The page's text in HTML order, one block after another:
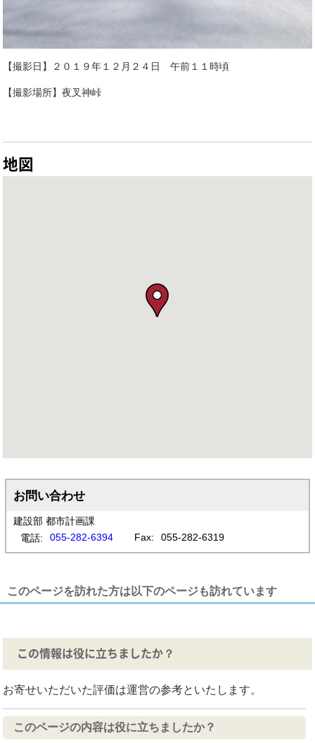
【撮影日】２０１９年１２月２４日 午前１１時頃
【撮影場所】夜叉神峠
地図
お問い合わせ
建設部 都市計画課
電話:
055-282-6394 Fax: 055-282-6319
このページを訪れた方は以下のページも訪れています
この情報は役に立ちましたか？
お寄せいただいた評価は運営の参考といたします。
このページの内容は役に立ちましたか？